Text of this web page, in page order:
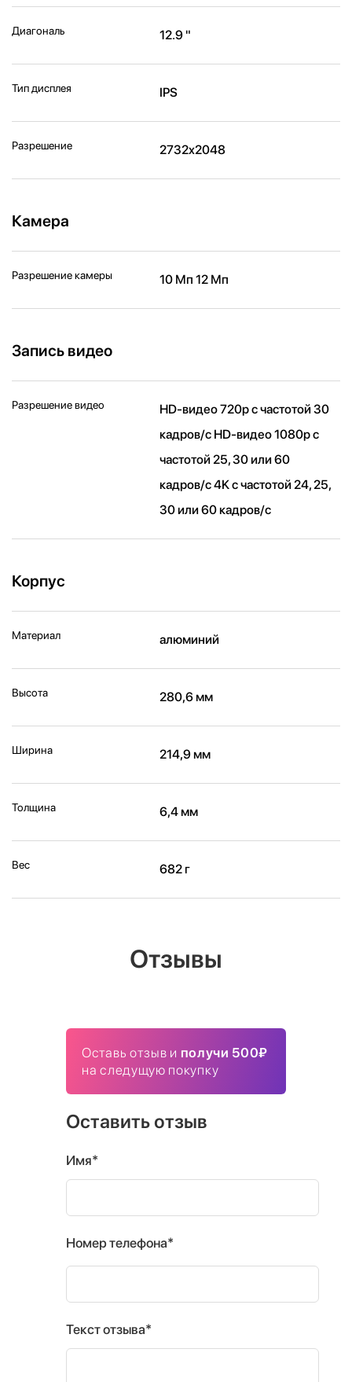
Диагональ 12.9 "
Тип дисплея IPS
Разрешение 2732x2048
Камера
Разрешение камеры 10 Мп 12 Мп
Запись видео
Разрешение видео
HD-видео 720p с частотой 30
кадров/ с HD-видео 1080p с
частотой 25, 30 или 60
кадров/ с 4K с частотой 24, 25,
30 или 60 кадров/ с
Корпус
Материал алюминий
Высота 280,6 мм
Ширина 214,9 мм
Толщина 6,4 мм
Вес 682 г
Отзывы
Оставь отзыв и получи 500₽
на следущую покупку
Оставить отзыв
Имя*
Номер телефона*
Текст отзыва*